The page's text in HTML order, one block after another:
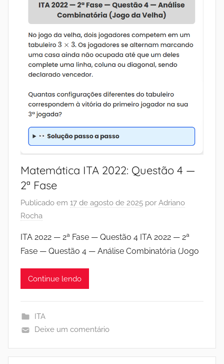
Matemática ITA 2022: Questão 4 —
2ª Fase
Publicado em 17 de agosto de 2025 por Adriano
Rocha
ITA 2022 — 2ª Fase — Questão 4 ITA 2022 — 2ª
Fase — Questão 4 — Análise Combinatória (Jogo
Continue lendo
ITA
Deixe um comentário